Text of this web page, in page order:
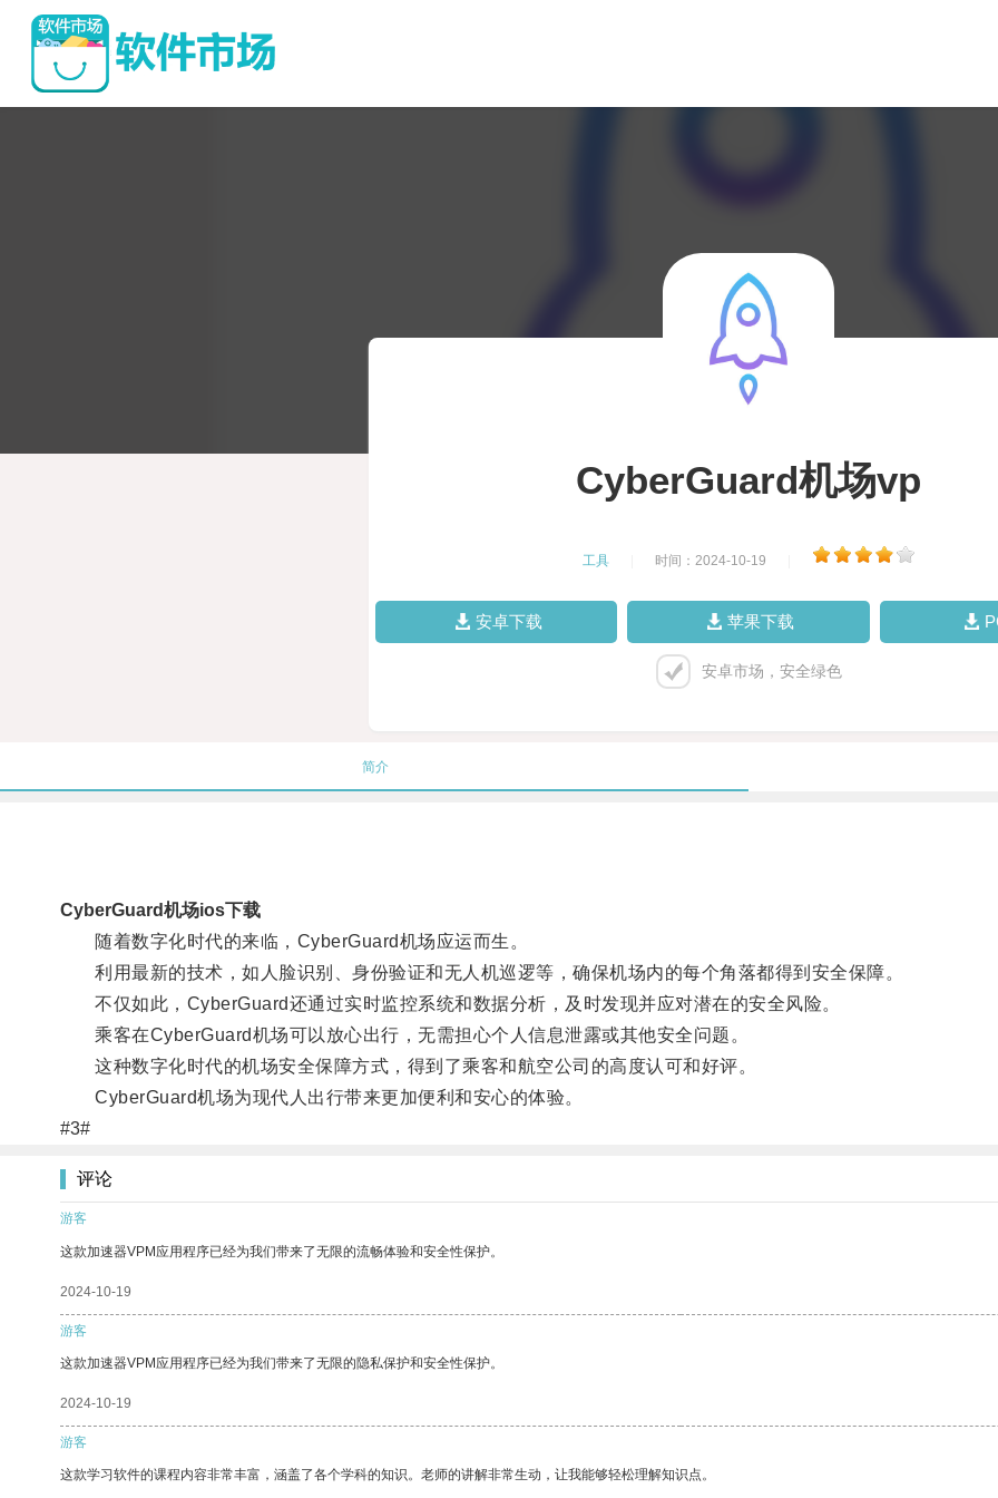
CyberGuard机场vp
工具 时间：2024-10-19
安卓下载 苹果下载
安卓市场，安全绿色
简介
CyberGuard机场ios下载
随着数字化时代的来临，CyberGuard机场应运而生。
利用最新的技术，如人脸识别、身份验证和无人机巡逻等，确保机场内的每个角落都得到安全保障。
不仅如此，CyberGuard还通过实时监控系统和数据分析，及时发现并应对潜在的安全风险。
乘客在CyberGuard机场可以放心出行，无需担心个人信息泄露或其他安全问题。
这种数字化时代的机场安全保障方式，得到了乘客和航空公司的高度认可和好评。
CyberGuard机场为现代人出行带来更加便利和安心的体验。
#3#
评论
游客
这款加速器VPM应用程序已经为我们带来了无限的流畅体验和安全性保护。
2024-10-19
游客
这款加速器VPM应用程序已经为我们带来了无限的隐私保护和安全性保护。
2024-10-19
游客
这款学习软件的课程内容非常丰富，涵盖了各个学科的知识。老师的讲解非常生动，让我能够轻松理解知识点。